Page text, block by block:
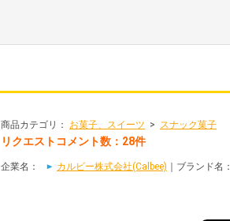
商品カテゴリ： お菓子、スイーツ > スナック菓子
リクエストコメント数：28件
企業名： カルビー株式会社(Calbee) ｜ブランド名：